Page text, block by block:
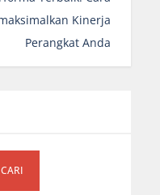
Kinerja
Perangkat Anda
CARI